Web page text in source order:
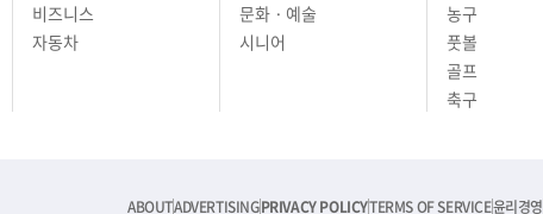
비즈니스
자동차
문화 · 예술
시니어
농구
풋볼
골프
축구
ABOUTADVERTISINGPRIVACY POLICYTERMS OF SERVICE윤리경영